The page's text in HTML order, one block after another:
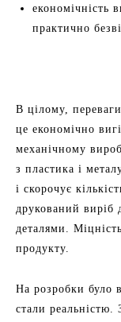
економічність
практично
В цілому,
це економічно
механічному
з пластика і
і скорочує
друкований виріб
деталями.
продукту.
На розробки було
стали